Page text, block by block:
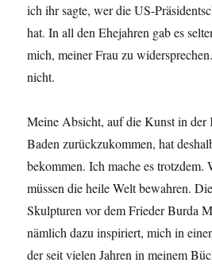
ich ihr sagte, wer die US-
hat. In all den Ehejahren gab es
mich, meiner Frau zu
nicht.
Meine Absicht, auf die Kunst in der
Baden zurückzukommen, hat
bekommen. Ich mache es trotzdem.
müssen die heile Welt bewahren.
Skulpturen vor dem Frieder Burda
nämlich dazu inspiriert, mich in
der seit vielen Jahren in meinem